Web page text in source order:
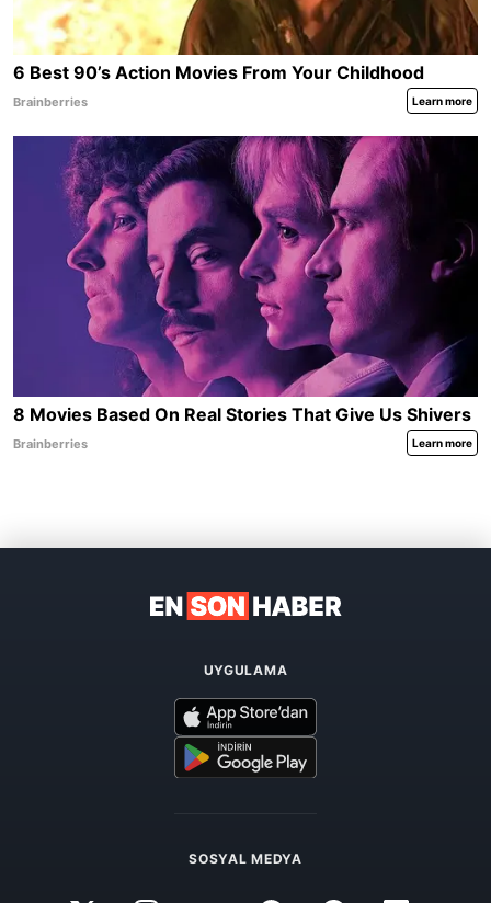
UYGULAMA
SOSYAL MEDYA